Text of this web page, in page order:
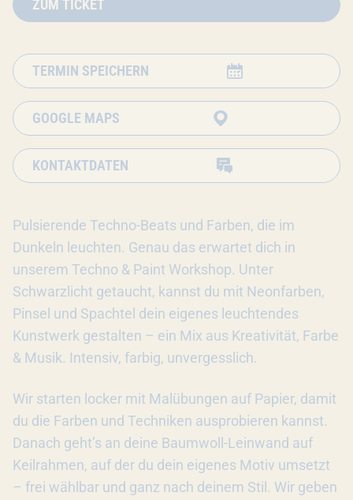
ZUM TICKET
TERMIN SPEICHERN
GOOGLE MAPS
KONTAKTDATEN
Pulsierende Techno-Beats und Farben, die im
Dunkeln leuchten. Genau das erwartet dich in
unserem Techno & Paint Workshop. Unter
Schwarzlicht getaucht, kannst du mit Neonfarben,
Pinsel und Spachtel dein eigenes leuchtendes
Kunstwerk gestalten – ein Mix aus Kreativität, Farbe
& Musik. Intensiv, farbig, unvergesslich.
Wir starten locker mit Malübungen auf Papier, damit
du die Farben und Techniken ausprobieren kannst.
Danach geht’s an deine Baumwoll-Leinwand auf
Keilrahmen, auf der du dein eigenes Motiv umsetzt
– frei wählbar und ganz nach deinem Stil. Wir geben